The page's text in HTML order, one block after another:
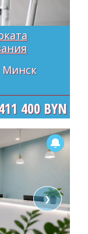
Минск
400 BYN
❯